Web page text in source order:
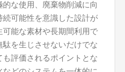
な使用、廃棄物削減に向
続可能性を意識した設計が
能な素材や長期間利用で
駄を生じさせないだけでな
も評価されるポイントとな